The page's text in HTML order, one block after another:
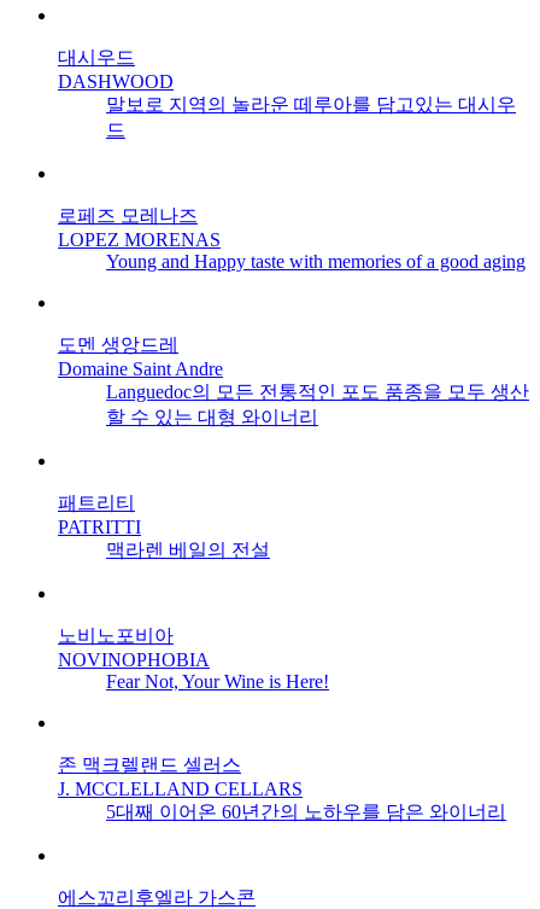
대시우드
DASHWOOD
말보로 지역의 놀라운 떼루아를 담고있는 대시우
드
로페즈 모레나즈
LOPEZ MORENAS
Young and Happy taste with memories of a good aging
도멘 생앙드레
Domaine Saint Andre
Languedoc의 모든 전통적인 포도 품종을 모두 생산
할 수 있는 대형 와이너리
패트리티
PATRITTI
맥라렌 베일의 전설
노비노포비아
NOVINOPHOBIA
Fear Not, Your Wine is Here!
존 맥크렐랜드 셀러스
J. MCCLELLAND CELLARS
5대째 이어온 60년간의 노하우를 담은 와이너리
에스꼬리후엘라 가스콘